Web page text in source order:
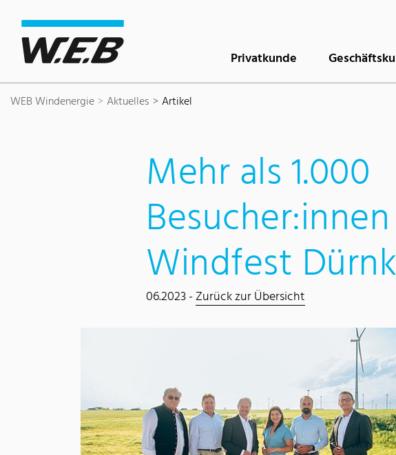
Privatkunde
WEB Windenergie Aktuelles Artikel
Mehr als 1.000
Windfest
06.2023 -Zurück zur Übersicht